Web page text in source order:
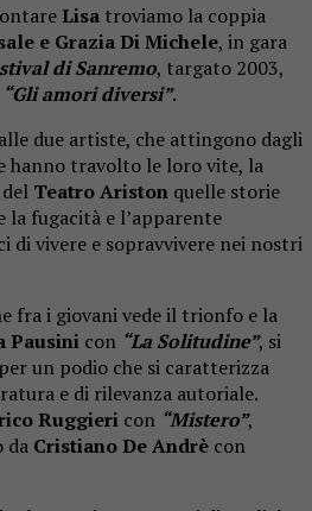
Lisa troviamo la coppia
e Grazia Di Michele, in gara
di Sanremo, targato 2003,
“Gli amori diversi”.
due artiste, che attingono dagli
hanno travolto le loro vite, la
Teatro Ariston quelle storie
la fugacità e l’apparente
di vivere e sopravvivere nei nostri
fra i giovani vede il trionfo e la
Pausini con “La Solitudine”, si
un podio che si caratterizza
e di rilevanza autoriale.
Ruggieri con “Mistero”,
da Cristiano De Andrè con